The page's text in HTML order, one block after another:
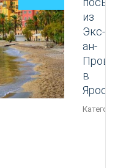
из
Экс-
ан-
в